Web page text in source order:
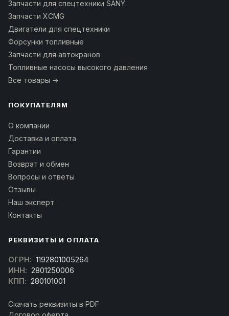
Запчасти для спецтехники SANY
Запчасти XCMG
Двигатели для спецтехники
Форсунки топливные
Запчасти для автокранов
Топливные насосы высокого давления
Все товары →
ПОКУПАТЕЛЯМ
О компании
Доставка и оплата
Гарантии
Возврат и обмен
Вопросы и ответы
Отзывы
Наш эксперт
Контакты
РЕКВИЗИТЫ И ОПЛАТА
ОГРН: 1192801005264
ИНН: 2801250006
КПП: 280101001
Скачать реквизиты в PDF